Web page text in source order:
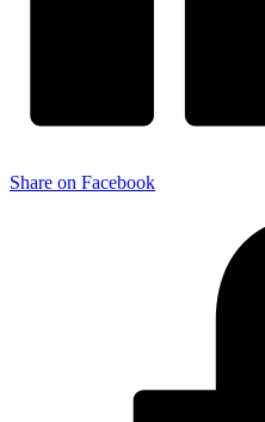
Share on Facebook